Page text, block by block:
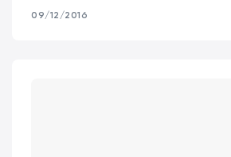
09/12/2016